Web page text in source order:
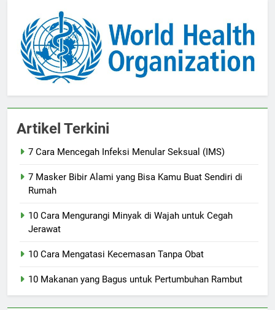
Artikel Terkini
7 Cara Mencegah Infeksi Menular Seksual (IMS)
7 Masker Bibir Alami yang Bisa Kamu Buat Sendiri di
Rumah
10 Cara Mengurangi Minyak di Wajah untuk Cegah
Jerawat
10 Cara Mengatasi Kecemasan Tanpa Obat
10 Makanan yang Bagus untuk Pertumbuhan Rambut